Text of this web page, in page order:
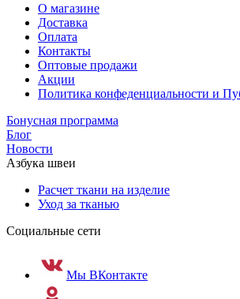
О магазине
Доставка
Оплата
Контакты
Оптовые продажи
Акции
Политика конфеденциальности и
Бонусная программа
Блог
Новости
Азбука швеи
Расчет ткани на изделие
Уход за тканью
Социальные сети
Мы ВКонтакте